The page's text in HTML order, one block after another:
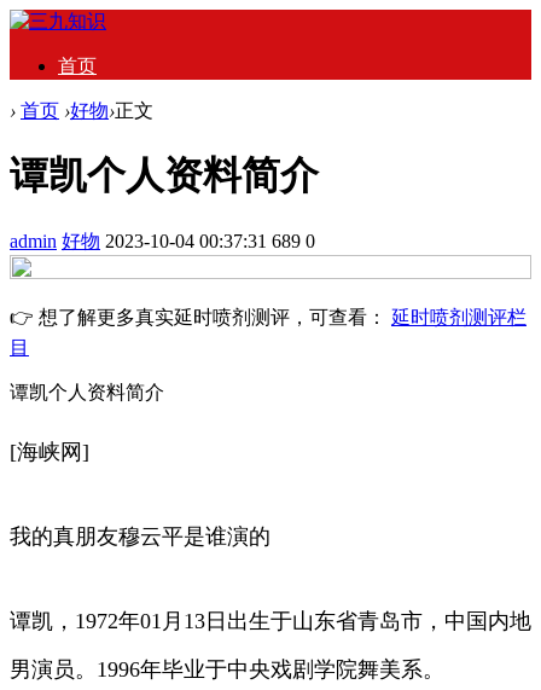
首页
› 首页 ›好物›正文
谭凯个人资料简介
admin 好物 2023-10-04 00:37:31 689 0
👉 想了解更多真实延时喷剂测评，可查看： 延时喷剂测评栏
目
谭凯个人资料简介
[海峡网]
我的真朋友穆云平是谁演的
谭凯，1972年01月13日出生于山东省青岛市，中国内地
男演员。1996年毕业于中央戏剧学院舞美系。